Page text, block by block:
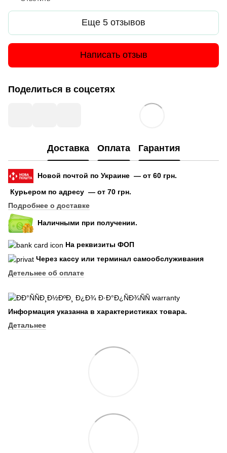
Еще 5 отзывов
Написать отзыв
Поделиться в соцсетях
Доставка Оплата Гарантия
Новой почтой по Украине — от 60 грн.
Курьером по адресу — от 70 грн.
Подробнее о доставке
Наличными при получении.
На реквизиты ФОП
Через кассу или терминал самообслуживания
Детельнее об оплате
Информация указанна в характеристиках товара.
Детальнее